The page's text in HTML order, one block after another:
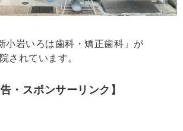
小岩いろは歯科・矯正歯科」が
されています。
告・スポンサーリンク】